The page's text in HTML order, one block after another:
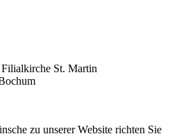
St. Martin
zu unserer Website richten Sie